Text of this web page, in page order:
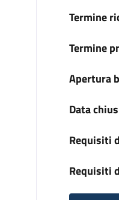
Termine
Termine
Apertura
Data
Requisiti
Requisiti